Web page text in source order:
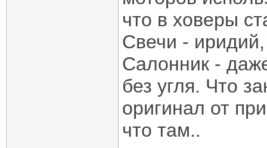
что в ховеры
Свечи -
Салонник -
без угля. Что
оригинал от
что там..